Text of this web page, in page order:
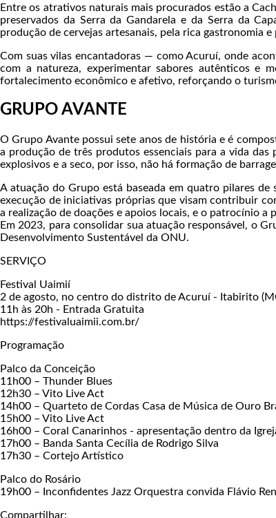
Entre os atrativos naturais mais procurados estão a
preservados da Serra da Gandarela e da Serra da
produção de cervejas artesanais, pela rica gastronomia
Com suas vilas encantadoras — como Acuruí, onde
com a natureza, experimentar sabores autênticos e
fortalecimento econômico e afetivo, reforçando o
GRUPO AVANTE
O Grupo Avante possui sete anos de história e é
a produção de três produtos essenciais para a vida
explosivos e a seco, por isso, não há formação de
A atuação do Grupo está baseada em quatro pilares de
execução de iniciativas próprias que visam contribuir
a realização de doações e apoios locais, e o patrocínio
Em 2023, para consolidar sua atuação responsável, o
Desenvolvimento Sustentável da ONU.
SERVIÇO
Festival Uaimií
2 de agosto, no centro do distrito de Acuruí - Itabirito
11h às 20h - Entrada Gratuita
https://festivaluaimii.com.br/
Programação
Palco da Conceição
11h00 – Thunder Blues
12h30 – Vito Live Act
14h00 – Quarteto de Cordas Casa de Música de Ouro
15h00 – Vito Live Act
16h00 – Coral Canarinhos - apresentação dentro da
17h00 – Banda Santa Cecília de Rodrigo Silva
17h30 – Cortejo Artístico
Palco do Rosário
19h00 – Inconfidentes Jazz Orquestra convida Flávio
Compartilhar: